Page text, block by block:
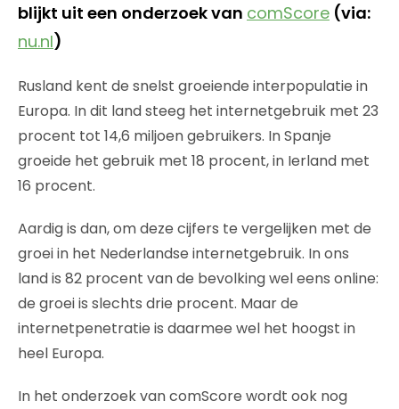
blijkt uit een onderzoek van comScore (via:
nu.nl)
Rusland kent de snelst groeiende interpopulatie in
Europa. In dit land steeg het internetgebruik met 23
procent tot 14,6 miljoen gebruikers. In Spanje
groeide het gebruik met 18 procent, in Ierland met
16 procent.
Aardig is dan, om deze cijfers te vergelijken met de
groei in het Nederlandse internetgebruik. In ons
land is 82 procent van de bevolking wel eens online:
de groei is slechts drie procent. Maar de
internetpenetratie is daarmee wel het hoogst in
heel Europa.
In het onderzoek van comScore wordt ook nog